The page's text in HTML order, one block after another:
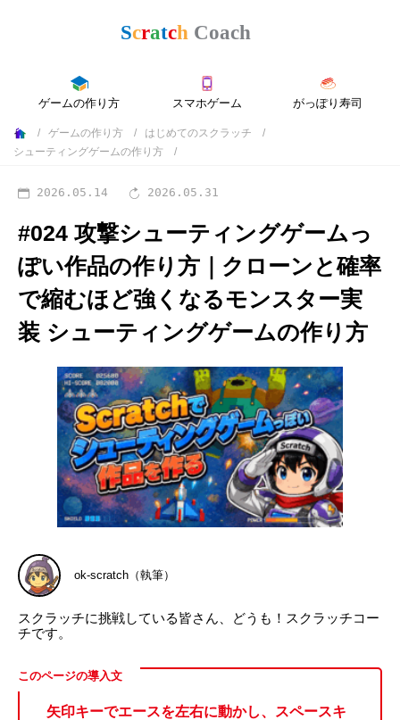
ゲームの作り方 スマホゲーム がっぽり寿司
ゲームの作り方
はじめてのスクラッチ
シューティングゲームの作り方
2026.05.14 2026.05.31
#024 攻撃シューティングゲームっ
ぽい作品の作り方｜クローンと確率
で縮むほど強くなるモンスター実
装 シューティングゲームの作り方
ok-scratch（執筆）
スクラッチに挑戦している皆さん、どうも！スクラッチコー
チです。
矢印キーでエースを左右に動かし、スペースキ